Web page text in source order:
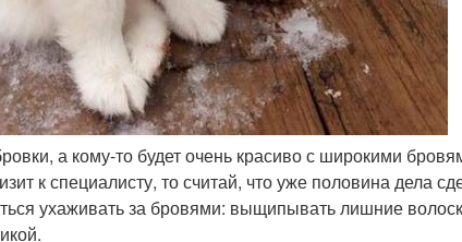
а кому-то будет очень красиво с широкими
к специалисту, то считай, что уже половина дела
ухаживать за бровями: выщипывать лишние